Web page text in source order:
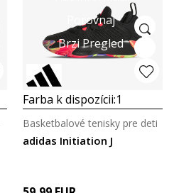
Porovnaj
Brzi Pregled
Farba k dispozícii:1
adidas Initiation J
Basketbalové tenisky pre deti